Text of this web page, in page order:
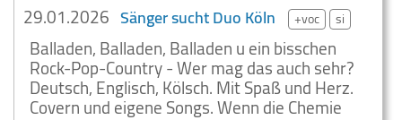
29.01.2026 Sänger sucht Duo Köln +voc si
Balladen, Balladen, Balladen u ein bisschen
Rock-Pop-Country - Wer mag das auch sehr?
Deutsch, Englisch, Kölsch. Mit Spaß und Herz.
Covern und eigene Songs. Wenn die Chemie